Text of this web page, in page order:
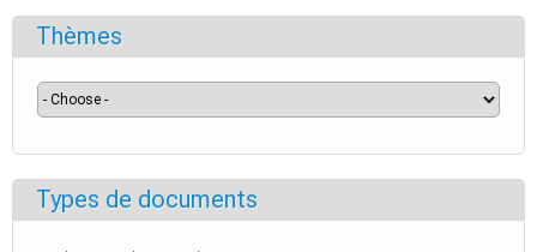
Thèmes
Types de documents